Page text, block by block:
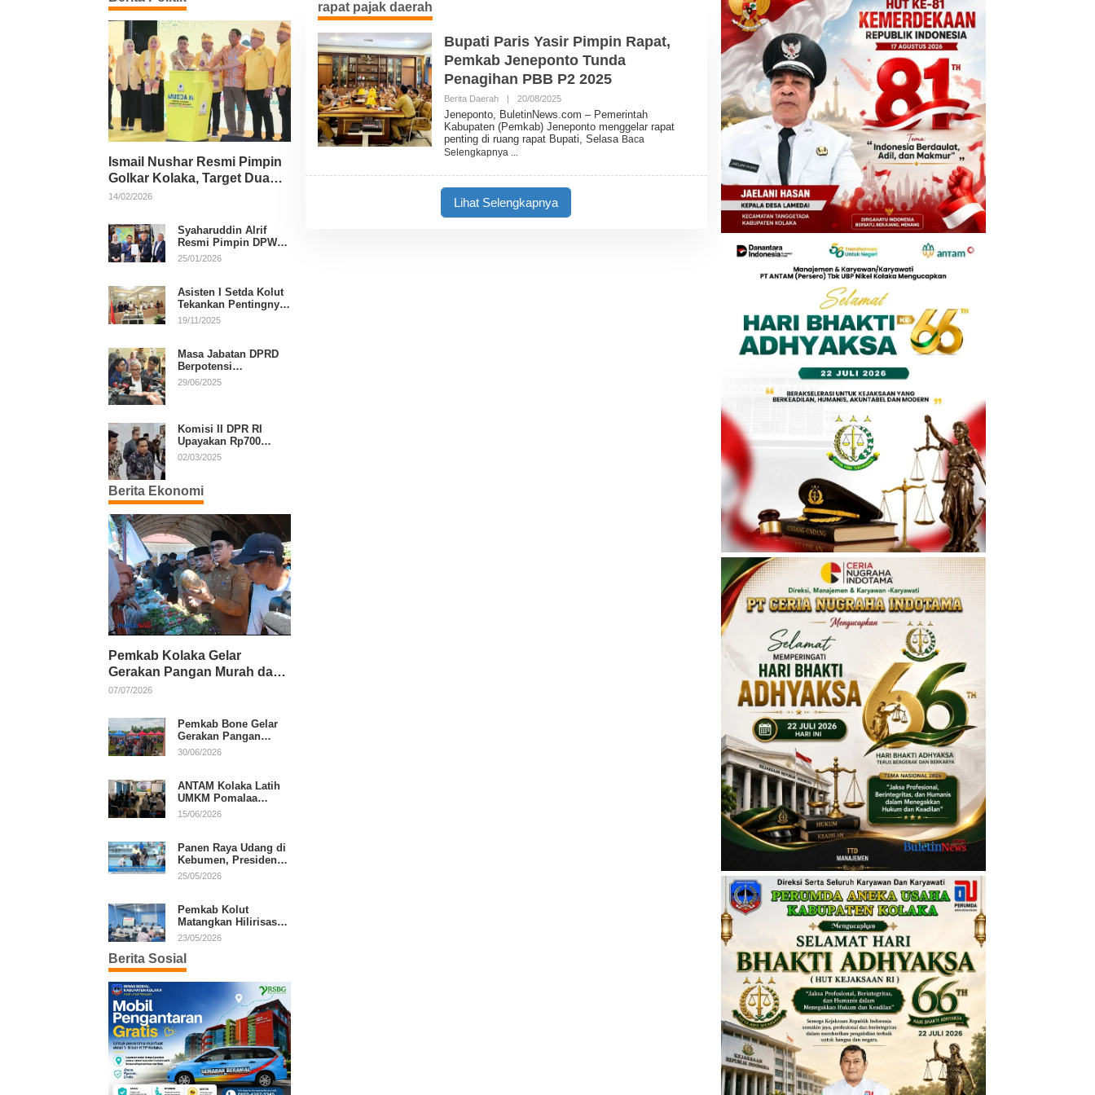
Ismail Nushar Resmi Pimpin
Golkar Kolaka, Target Dua
Kursi per Dapil
14/02/2026
Syaharuddin Alrif
Resmi Pimpin DPW
NasDem Sulsel
25/01/2026
Asisten I Setda Kolut
Tekankan Pentingnya
Pendidikan Politik
19/11/2025
Masa Jabatan DPRD
Berpotensi
Diperpanjang, Aria
29/06/2025
Komisi II DPR RI
Upayakan Rp700
Miliar dari APBN
Putusan MK
02/03/2025
Berita Ekonomi
Pemkab Kolaka Gelar
Gerakan Pangan Murah dan
Salurkan Pupuk Organik
07/07/2026
Pemkab Bone Gelar
Gerakan Pangan
Murah, Warga Serbu
30/06/2026
ANTAM Kolaka Latih
UMKM Pomalaa
Kembangkan Produk
15/06/2026
Panen Raya Udang di
Kebumen, Presiden
Prabowo Tekankan
25/05/2026
Pemkab Kolut
Matangkan Hilirisasi
Kakao dan Kelapa,
Daerah
23/05/2026
Berita Sosial
rapat pajak daerah
Bupati Paris Yasir Pimpin Rapat,
Pemkab Jeneponto Tunda
Penagihan PBB P2 2025
Berita Daerah | 20/08/2025O
E
H
B
E
T
Jeneponto, BuletinNews.com – Pemerintah
Kabupaten (Pemkab) Jeneponto menggelar rapat
penting di ruang rapat Bupati, Selasa Baca
Selengkapnya
Lihat Selengkapnya